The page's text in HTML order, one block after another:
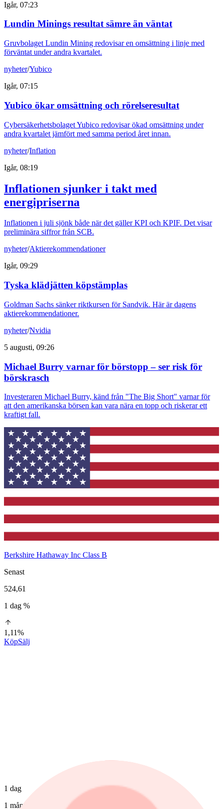
Igår, 07:23
Lundin Minings resultat sämre än väntat
Gruvbolaget Lundin Mining redovisar en omsättning i linje med
förväntat under andra kvartalet.
nyheter/Yubico
Igår, 07:15
Yubico ökar omsättning och rörelseresultat
Cybersäkerhetsbolaget Yubico redovisar ökad omsättning under
andra kvartalet jämfört med samma period året innan.
nyheter/Inflation
Igår, 08:19
Inflationen sjunker i takt med
energipriserna
Inflationen i juli sjönk både när det gäller KPI och KPIF. Det visar
preliminära siffror från SCB.
nyheter/Aktierekommendationer
Igår, 09:29
Tyska klädjätten köpstämplas
Goldman Sachs sänker riktkursen för Sandvik. Här är dagens
aktierekommendationer.
nyheter/Nvidia
5 augusti, 09:26
Michael Burry varnar för börstopp – ser risk för
börskrasch
Investeraren Michael Burry, känd från "The Big Short" varnar för
att den amerikanska börsen kan vara nära en topp och riskerar ett
kraftigt fall.
Berkshire Hathaway Inc Class B
Senast
524,61
1 dag %
1,11%
KöpSälj
1 dag
1 mån